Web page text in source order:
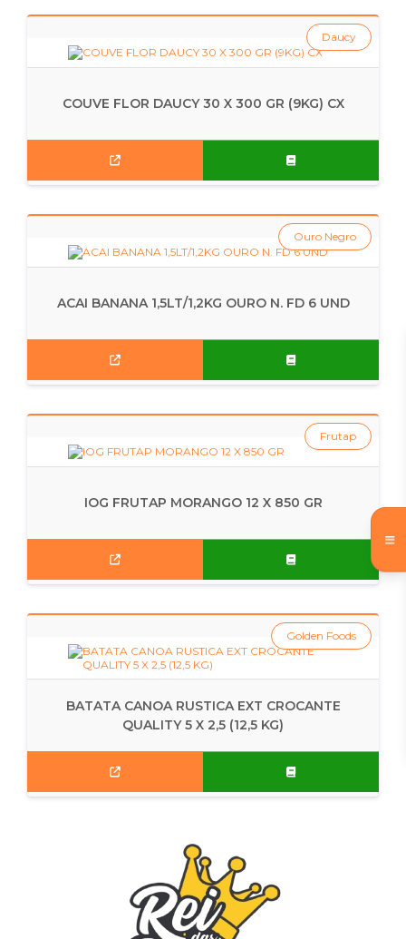
COUVE FLOR DAUCY 30 X 300 GR (9KG) CX
Daucy
ACAI BANANA 1,5LT/1,2KG OURO N. FD 6 UND
Ouro Negro
IOG FRUTAP MORANGO 12 X 850 GR
Frutap
BATATA CANOA RUSTICA EXT CROCANTE
QUALITY 5 X 2,5 (12,5 KG)
Golden Foods